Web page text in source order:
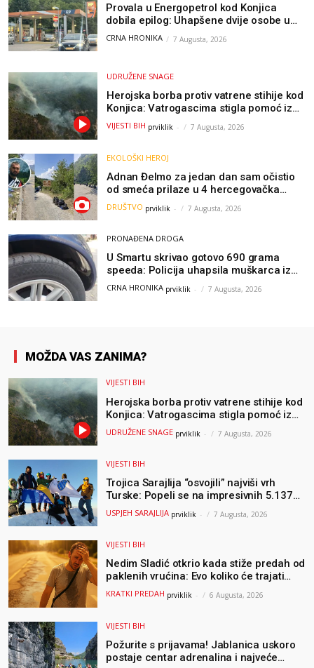
Provala u Energopetrol kod Konjica
dobila epilog: Uhapšene dvije osobe u
Čapljini i Jablanici
CRNA HRONIKA 7 Augusta, 2026
UDRUŽENE SNAGE
Herojska borba protiv vatrene stihije kod
Konjica: Vatrogascima stigla pomoć iz
Sarajeva, helikopteri i Air Tractori
udružili snage
VIJESTI BIH prviklik - 7 Augusta, 2026
EKOLOŠKI HEROJ
Adnan Đelmo za jedan dan sam očistio
od smeća prilaze u 4 hercegovačka
grada: “Danas nisam čistio samo smeće,
čistio sam sliku o nama”
DRUŠTVO prviklik - 7 Augusta, 2026
PRONAĐENA DROGA
U Smartu skrivao gotovo 690 grama
speeda: Policija uhapsila muškarca iz
Hercegovine
CRNA HRONIKA prviklik - 7 Augusta, 2026
MOŽDA VAS ZANIMA?
VIJESTI BIH
Herojska borba protiv vatrene stihije kod
Konjica: Vatrogascima stigla pomoć iz
Sarajeva, helikopteri i Air Tractori
UDRUŽENE SNAGE prviklik - 7 Augusta, 2026
VIJESTI BIH
Trojica Sarajlija “osvojili” najviši vrh
Turske: Popeli se na impresivnih 5.137
metara
USPJEH SARAJLIJA prviklik - 7 Augusta, 2026
VIJESTI BIH
Nedim Sladić otkrio kada stiže predah od
paklenih vrućina: Evo koliko će trajati
osvježenje u BiH
KRATKI PREDAH prviklik - 6 Augusta, 2026
VIJESTI BIH
Požurite s prijavama! Jablanica uskoro
postaje centar adrenalina i najveće